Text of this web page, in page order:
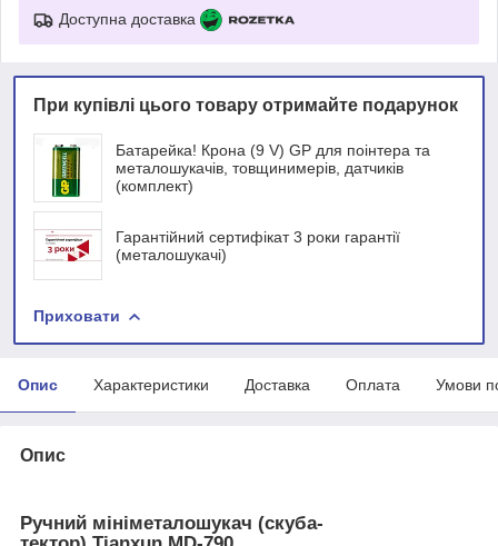
Доступна доставка
При купівлі цього товару отримайте подарунок
Батарейка! Крона (9 V) GP для поінтера та
металошукачів, товщинимерів, датчиків
(комплект)
Гарантійний сертифікат 3 роки гарантії
(металошукачі)
Приховати
Опис Характеристики Доставка Оплата Умови
Опис
Ручний мініметалошукач (скуба-